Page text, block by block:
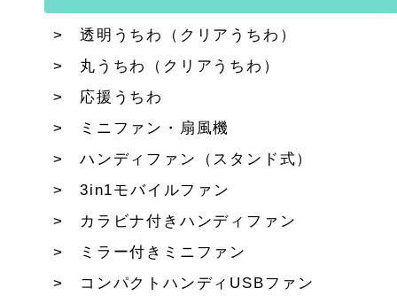
透明うちわ（クリアうちわ）
丸うちわ（クリアうちわ）
応援うちわ
ミニファン・扇風機
ハンディファン（スタンド式）
3in1モバイルファン
カラビナ付きハンディファン
ミラー付きミニファン
コンパクトハンディUSBファン